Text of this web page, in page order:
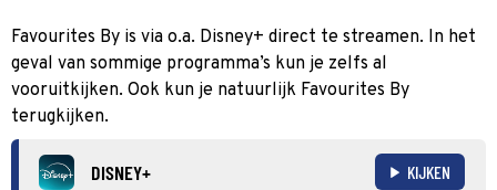
Favourites By is via o.a. Disney+ direct te streamen. In het
geval van sommige programma’s kun je zelfs al
vooruitkijken. Ook kun je natuurlijk Favourites By
terugkijken.
DISNEY+ KIJKEN